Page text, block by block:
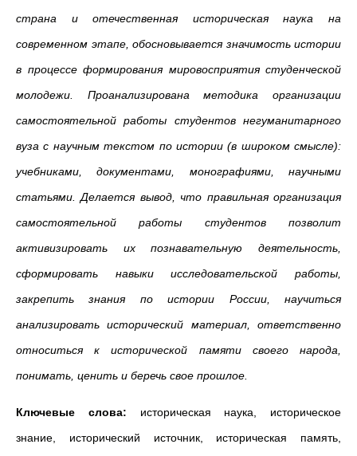
страна и отечественная историческая наука на
современном этапе, обосновывается значимость истории
в процессе формирования мировосприятия студенческой
молодежи. Проанализирована методика организации
самостоятельной работы студентов негуманитарного
вуза с научным текстом по истории (в широком смысле):
учебниками, документами, монографиями, научными
статьями. Делается вывод, что правильная организация
самостоятельной работы студентов позволит
активизировать их познавательную деятельность,
сформировать навыки исследовательской работы,
закрепить знания по истории России, научиться
анализировать исторический материал, ответственно
относиться к исторической памяти своего народа,
понимать, ценить и беречь свое прошлое.
Ключевые слова: историческая наука, историческое
знание, исторический источник, историческая память,